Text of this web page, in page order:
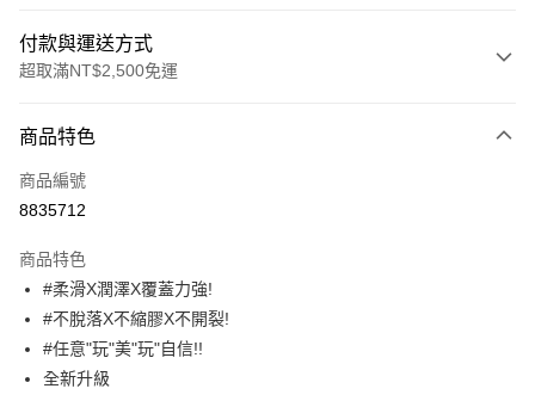
付款與運送方式
超取滿NT$2,500免運
信用卡一次付款
信用卡分期付款
合作金庫商業銀行
華南商業銀行
上海商業儲蓄銀行
國泰世華商業銀行
臺灣中小企業銀行
超商取貨付款
LINE Pay
Apple Pay
商品特色
商品編號
8835712
商品特色
#柔滑X潤澤X覆蓋力強!
#不脫落X不縮膠X不開裂!
#任意"玩"美"玩"自信!!
全新升級